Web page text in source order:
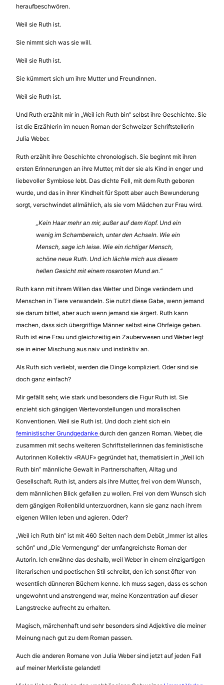
heraufbeschwören.
Weil sie Ruth ist.
Sie nimmt sich was sie will.
Weil sie Ruth ist.
Sie kümmert sich um ihre Mutter und Freundinnen.
Weil sie Ruth ist.
Und Ruth erzählt mir in „Weil ich Ruth bin“ selbst ihre Geschichte. Sie
ist die Erzählerin im neuen Roman der Schweizer Schriftstellerin
Julia Weber.
Ruth erzählt ihre Geschichte chronologisch. Sie beginnt mit ihren
ersten Erinnerungen an ihre Mutter, mit der sie als Kind in enger und
liebevoller Symbiose lebt. Das dichte Fell, mit dem Ruth geboren
wurde, und das in ihrer Kindheit für Spott aber auch Bewunderung
sorgt, verschwindet allmählich, als sie vom Mädchen zur Frau wird.
„Kein Haar mehr an mir, außer auf dem Kopf. Und ein
wenig im Schambereich, unter den Achseln. Wie ein
Mensch, sage ich leise. Wie ein richtiger Mensch,
schöne neue Ruth. Und ich lächle mich aus diesem
hellen Gesicht mit einem rosaroten Mund an.“
Ruth kann mit ihrem Willen das Wetter und Dinge verändern und
Menschen in Tiere verwandeln. Sie nutzt diese Gabe, wenn jemand
sie darum bittet, aber auch wenn jemand sie ärgert. Ruth kann
machen, dass sich übergriffige Männer selbst eine Ohrfeige geben.
Ruth ist eine Frau und gleichzeitig ein Zauberwesen und Weber legt
sie in einer Mischung aus naiv und instinktiv an.
Als Ruth sich verliebt, werden die Dinge kompliziert. Oder sind sie
doch ganz einfach?
Mir gefällt sehr, wie stark und besonders die Figur Ruth ist. Sie
enzieht sich gängigen Wertevorstellungen und moralischen
Konventionen. Weil sie Ruth ist. Und doch zieht sich ein
feministischer Grundgedanke durch den ganzen Roman. Weber, die
zusammen mit sechs weiteren Schriftstellerinnen das feministische
Autorinnen Kollektiv «RAUF» gegründet hat, thematisiert in „Weil ich
Ruth bin“ männliche Gewalt in Partnerschaften, Alltag und
Gesellschaft. Ruth ist, anders als ihre Mutter, frei von dem Wunsch,
dem männlichen Blick gefallen zu wollen. Frei von dem Wunsch sich
dem gängigen Rollenbild unterzuordnen, kann sie ganz nach ihrem
eigenen Willen leben und agieren. Oder?
„Weil ich Ruth bin“ ist mit 460 Seiten nach dem Debüt „Immer ist alles
schön“ und „Die Vermengung“ der umfangreichste Roman der
Autorin. Ich erwähne das deshalb, weil Weber in einem einzigartigen
literarischen und poetischen Stil schreibt, den ich sonst öfter von
wesentlich dünneren Büchern kenne. Ich muss sagen, dass es schon
ungewohnt und anstrengend war, meine Konzentration auf dieser
Langstrecke aufrecht zu erhalten.
Magisch, märchenhaft und sehr besonders sind Adjektive die meiner
Meinung nach gut zu dem Roman passen.
Auch die anderen Romane von Julia Weber sind jetzt auf jeden Fall
auf meiner Merkliste gelandet!